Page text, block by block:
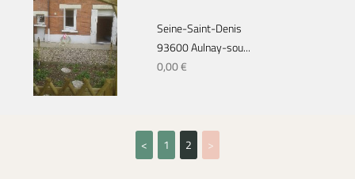
Seine-Saint-Denis
93600 Aulnay-sou...
0,00 €
< 1 2 >